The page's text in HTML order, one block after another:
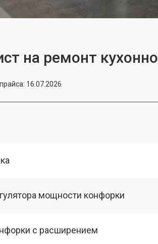
на ремонт
16.07.2026
мощности конфорки
с расширением